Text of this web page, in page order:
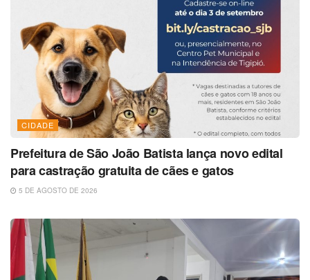
CIDADE
Prefeitura de São João Batista lança novo edital
para castração gratuita de cães e gatos
5 DE AGOSTO DE 2026